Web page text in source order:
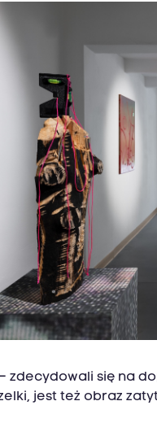
się na
jest też obraz